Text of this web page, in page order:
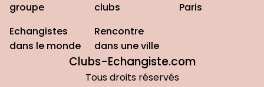
Clubs-Echangiste.com
Tous droits réservés
groupe
clubs
Paris
Echangistes
dans le monde
Rencontre
dans une ville